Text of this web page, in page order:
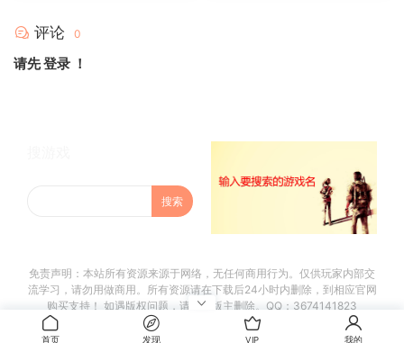
评论 0
请先登录 ！
免责声明：本站所有资源来源于网络，无任何商用行为。仅供玩家内部交
流学习，请勿用做商用。所有资源请在下载后24小时内删除，到相应官网
购买支持！ 如遇版权问题，请联系版主删除。QQ：3674141823
首页 发现 VIP 我的